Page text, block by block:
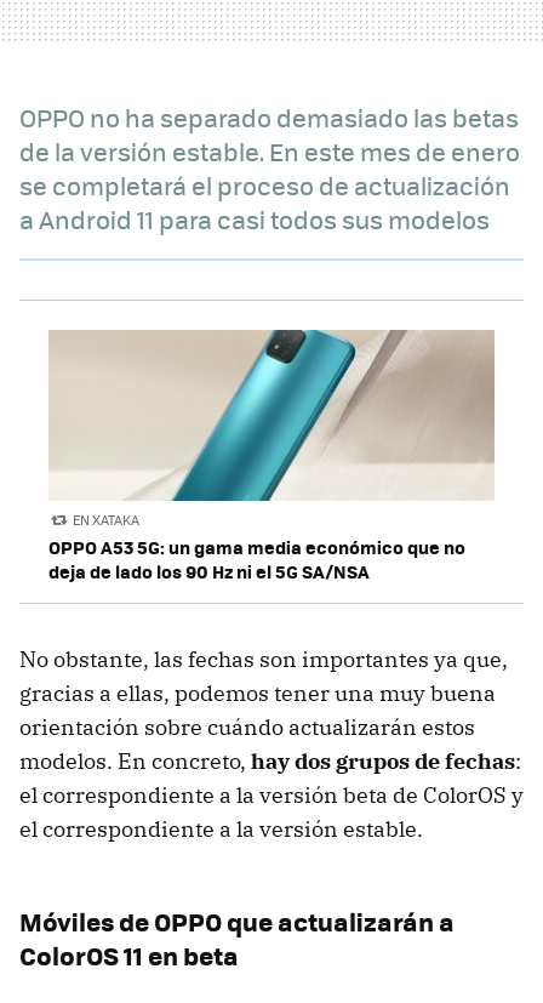
OPPO no ha separado demasiado las betas
de la versión estable. En este mes de enero
se completará el proceso de actualización
a Android 11 para casi todos sus modelos
EN XATAKA
OPPO A53 5G: un gama media económico que no
deja de lado los 90 Hz ni el 5G SA/NSA
No obstante, las fechas son importantes ya que,
gracias a ellas, podemos tener una muy buena
orientación sobre cuándo actualizarán estos
modelos. En concreto, hay dos grupos de fechas:
el correspondiente a la versión beta de ColorOS y
el correspondiente a la versión estable.
Móviles de OPPO que actualizarán a
ColorOS 11 en beta